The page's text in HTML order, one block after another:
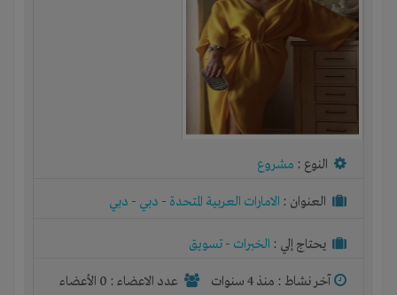
النوع : مشروع
العنوان : الامارات العربية المتحدة - دبي - دبي
يحتاج إلي : الخبرات - تسويق
آخر نشاط : منذ 4 سنوات عدد الاعضاء : 0 الأعضاء